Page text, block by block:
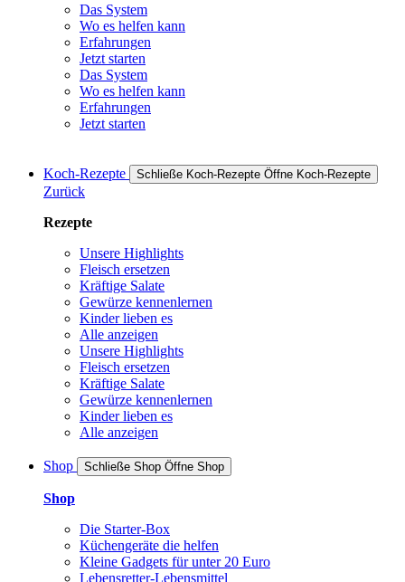
Das System
Wo es helfen kann
Erfahrungen
Jetzt starten
Das System
Wo es helfen kann
Erfahrungen
Jetzt starten
Koch-Rezepte Schließe Koch-Rezepte Öffne Koch-Rezepte
Zurück
Rezepte
Unsere Highlights
Fleisch ersetzen
Kräftige Salate
Gewürze kennenlernen
Kinder lieben es
Alle anzeigen
Unsere Highlights
Fleisch ersetzen
Kräftige Salate
Gewürze kennenlernen
Kinder lieben es
Alle anzeigen
Shop Schließe Shop Öffne Shop
Shop
Die Starter-Box
Küchengeräte die helfen
Kleine Gadgets für unter 20 Euro
Lebensretter-Lebensmittel